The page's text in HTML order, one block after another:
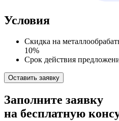
Условия
Скидка на
10%
Срок действия
Оставить заявку
Заполните заявку
на бесплатную